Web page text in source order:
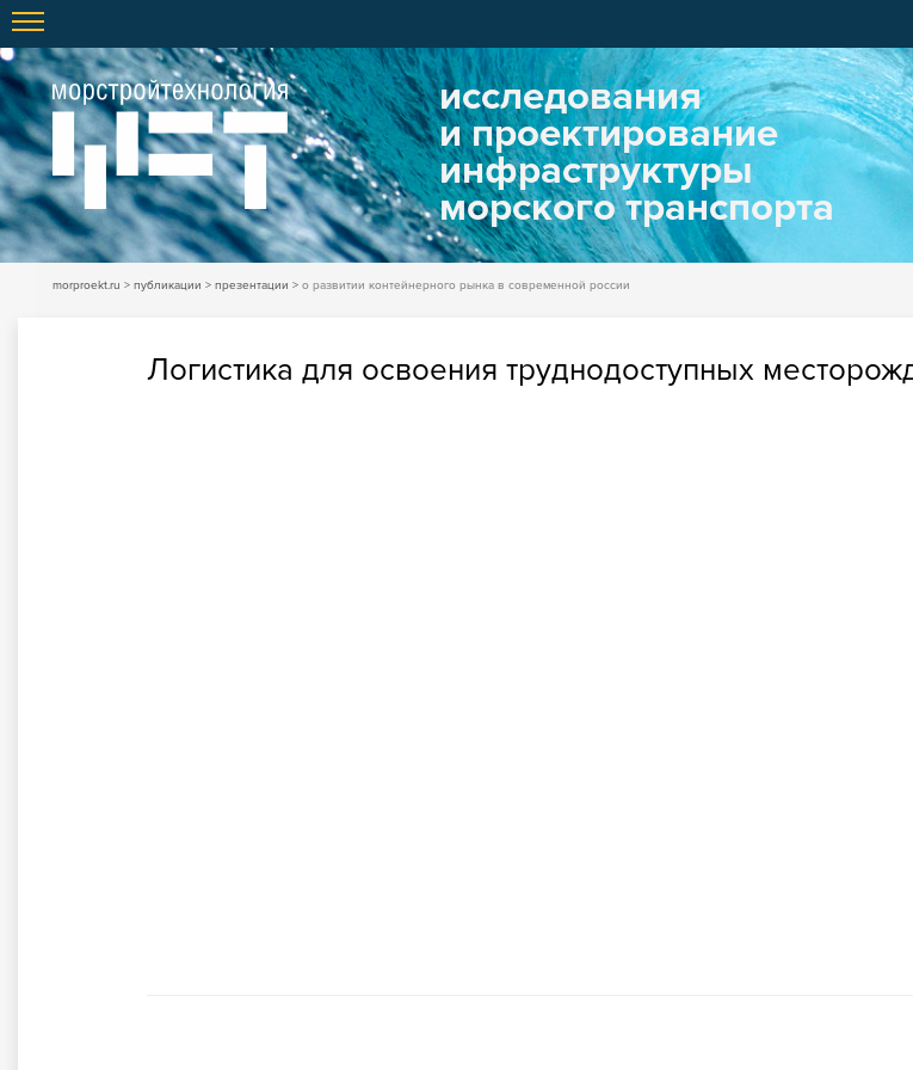
исследования
и проектирование
инфраструктуры
морского транспорта
morproekt.ru публикации презентации о развитии контейнерного рынка в современной россии
Логистика для освоения труднодоступных